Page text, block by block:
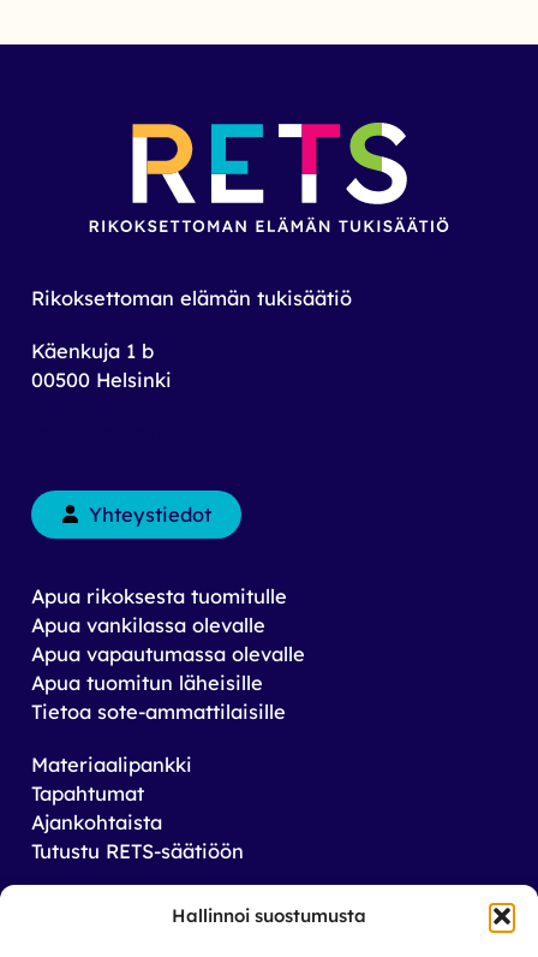
Hallinnoi suostumusta
Rikoksettoman elämän tukisäätiö
Käenkuja 1 b
00500 Helsinki
Yhteystiedot
Apua rikoksesta tuomitulle
Apua vankilassa olevalle
Apua vapautumassa olevalle
Apua tuomitun läheisille
Tietoa sote-ammattilaisille
Materiaalipankki
Tapahtumat
Ajankohtaista
Tutustu RETS-säätiöön
Tilaa uutiskirjeemme